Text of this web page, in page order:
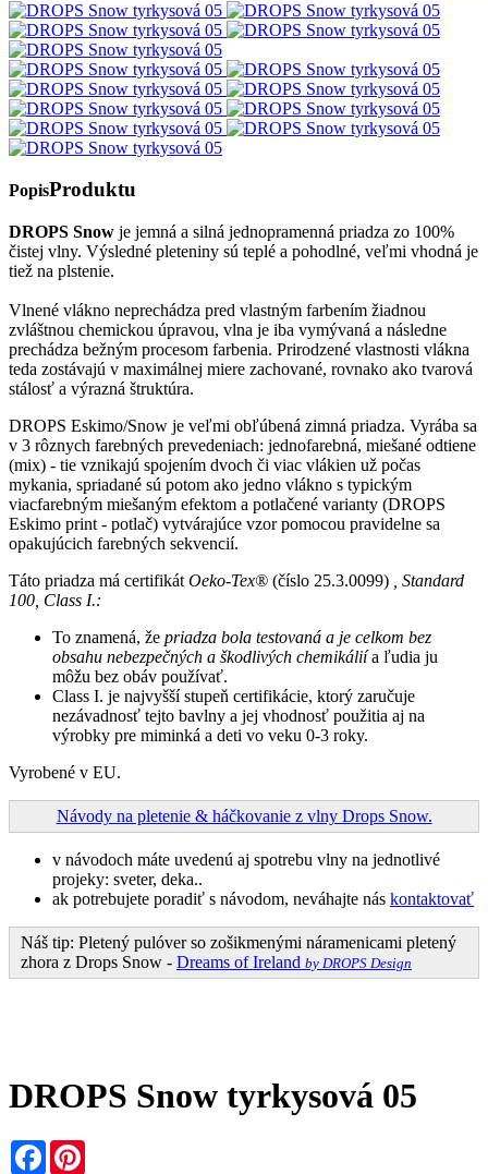
PopisProduktu
DROPS Snow je jemná a silná jednopramenná priadza zo 100%
čistej vlny. Výsledné pleteniny sú teplé a pohodlné, veľmi vhodná je
tiež na plstenie.
Vlnené vlákno neprechádza pred vlastným farbením žiadnou
zvláštnou chemickou úpravou, vlna je iba vymývaná a následne
prechádza bežným procesom farbenia. Prirodzené vlastnosti vlákna
teda zostávajú v maximálnej miere zachované, rovnako ako tvarová
stálosť a výrazná štruktúra.
DROPS Eskimo/Snow je veľmi obľúbená zimná priadza. Vyrába sa
v 3 rôznych farebných prevedeniach: jednofarebná, miešané odtiene
(mix) - tie vznikajú spojením dvoch či viac vlákien už počas
mykania, spriadané sú potom ako jedno vlákno s typickým
viacfarebným miešaným efektom a potlačené varianty (DROPS
Eskimo print - potlač) vytvárajúce vzor pomocou pravidelne sa
opakujúcich farebných sekvencií.
Táto priadza má certifikát Oeko-Tex® (číslo 25.3.0099)
, Standard
100, Class I.:
To znamená, že priadza bola testovaná a je celkom bez
obsahu nebezpečných a škodlivých chemikáliía ľudia ju
môžu bez obáv používať.
Class I. je najvyšší stupeň certifikácie, ktorý zaručuje
nezávadnosť tejto bavlny a jej vhodnosť použitia aj na
výrobky pre miminká a deti vo veku 0-3 roky.
Vyrobené v EU.
Návody na pletenie & háčkovanie z vlny Drops Snow.
v návodoch máte uvedenú aj spotrebu vlny na jednotlivé
projeky: sveter, deka..
ak potrebujete poradiť s návodom, neváhajte nás kontaktovať
Náš tip: Pletený pulóver so zošikmenými náramenicami pletený
zhora z Drops Snow - Dreams of Ireland by DROPS Design
DROPS Snow tyrkysová 05
Facebook